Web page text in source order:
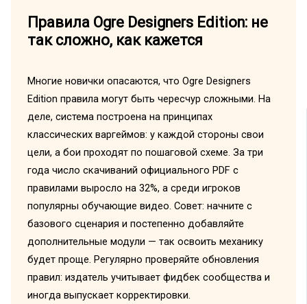
Правила Ogre Designers Edition: не
так сложно, как кажется
Многие новички опасаются, что Ogre Designers
Edition правила могут быть чересчур сложными. На
деле, система построена на принципах
классических варгеймов: у каждой стороны свои
цели, а бои проходят по пошаговой схеме. За три
года число скачиваний официального PDF с
правилами выросло на 32%, а среди игроков
популярны обучающие видео. Совет: начните с
базового сценария и постепенно добавляйте
дополнительные модули — так освоить механику
будет проще. Регулярно проверяйте обновления
правил: издатель учитывает фидбек сообщества и
иногда выпускает корректировки.